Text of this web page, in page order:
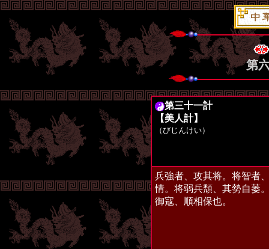
第
第三十一計
【美人計】
（びじんけい）
兵強者、攻其将。将智者
情。将弱兵頽、其勢自萎
御寇、順相保也。